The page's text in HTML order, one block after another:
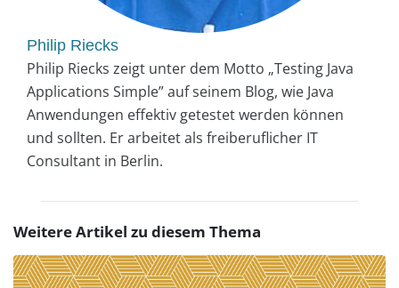
Philip Riecks
Philip Riecks zeigt unter dem Motto „Testing Java
Applications Simple” auf seinem Blog, wie Java
Anwendungen effektiv getestet werden können
und sollten. Er arbeitet als freiberuflicher IT
Consultant in Berlin.
Weitere Artikel zu diesem Thema